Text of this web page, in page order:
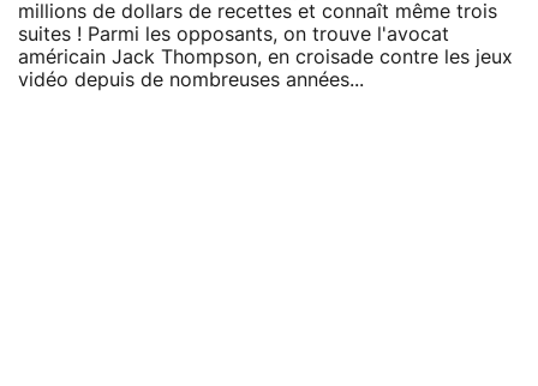
millions de dollars de recettes et connaît même trois
suites ! Parmi les opposants, on trouve l'avocat
américain Jack Thompson, en croisade contre les jeux
vidéo depuis de nombreuses années...